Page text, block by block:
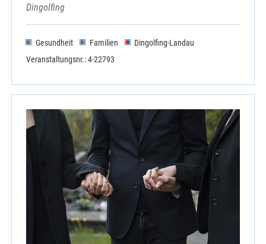
Dingolfing
Gesundheit Familien
Dingolfing-Landau
Veranstaltungsnr.: 4-22793